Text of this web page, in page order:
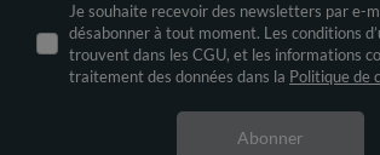
Je souhaite recevoir des newsletters par e-
désabonner à tout moment. Les conditions
trouvent dans les CGU, et les informations
traitement des données dans la Politique de
Abonner